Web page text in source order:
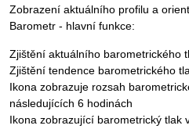
Zobrazení aktuálního profilu a
Barometr - hlavní funkce:
Zjištění aktuálního barometrického
Zjištění tendence barometrického
Ikona zobrazuje rozsah
následujících 6 hodinách
Ikona zobrazující barometrický tlak